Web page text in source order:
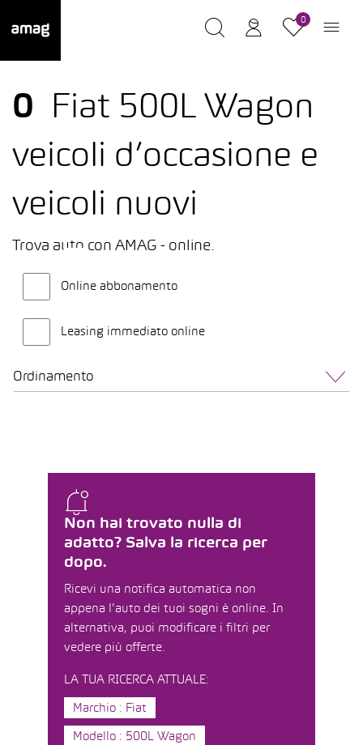
0
0
Fiat 500L Wagon
veicoli d’occasione e
veicoli nuovi
Trova auto con AMAG - online.
Online abbonamento
Leasing immediato online
Ordinamento
Non hai trovato nulla di
adatto? Salva la ricerca per
dopo.
Ricevi una notifica automatica non
appena l'auto dei tuoi sogni è online. In
alternativa, puoi modificare i filtri per
vedere più offerte.
LA TUA RICERCA ATTUALE:
Marchio : Fiat
Modello : 500L Wagon